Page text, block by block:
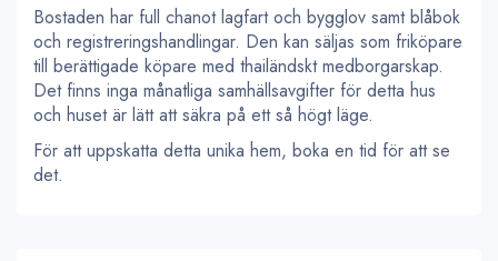
Bostaden har full chanot lagfart och bygglov samt blåbok
och registreringshandlingar. Den kan säljas som friköpare
till berättigade köpare med thailändskt medborgarskap.
Det finns inga månatliga samhällsavgifter för detta hus
och huset är lätt att säkra på ett så högt läge.
För att uppskatta detta unika hem, boka en tid för att se
det.